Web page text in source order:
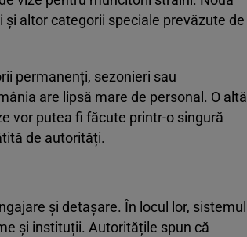
altor categorii speciale prevăzute de
permanenți, sezonieri sau
are lipsă mare de personal. O altă
vor putea fi făcute printr-o singură
de autorități.
și detașare. În locul lor, sistemul
și instituții. Autoritățile spun că